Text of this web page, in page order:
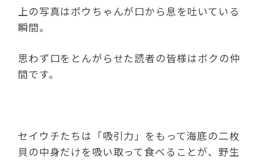
上の写真はポウちゃんが口から息を吐いている
瞬間。
思わず口をとんがらせた読者の皆様はボクの仲
間です。
セイウチたちは「吸引力」をもって海底の二枚
貝の中身だけを吸い取って食べることが、野生